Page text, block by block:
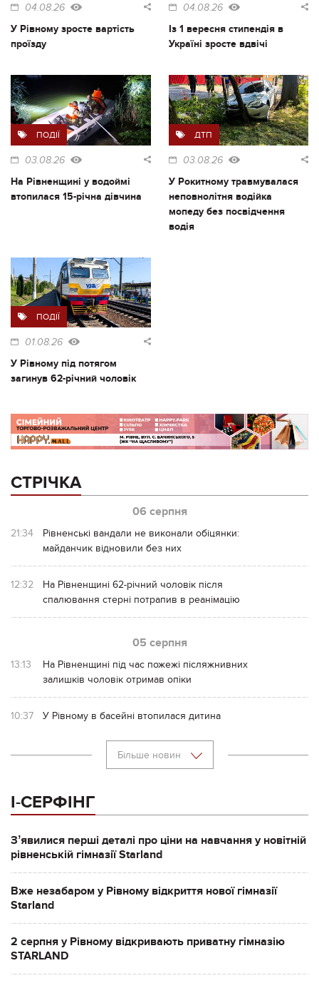
04.08.26
У Рівному зросте вартість
проїзду
04.08.26
Із 1 вересня стипендія в
Україні зросте вдвічі
ПОДІЇ
03.08.26
На Рівненщині у водоймі
втопилася 15-річна дівчина
ДТП
03.08.26
У Рокитному травмувалася
неповнолітня водійка
мопеду без посвідчення
водія
ПОДІЇ
01.08.26
У Рівному під потягом
загинув 62-річний чоловік
СТРІЧКА
06 серпня
21:34
Рівненські вандали не виконали обіцянки:
майданчик відновили без них
12:32
На Рівненщині 62-річний чоловік після
спалювання стерні потрапив в реанімацію
05 серпня
13:13
На Рівненщині під час пожежі післяжнивних
залишків чоловік отримав опіки
10:37 У Рівному в басейні втопилася дитина
Більше новин
І-СЕРФІНГ
Зʼявилися перші деталі про ціни на навчання у новітній
рівненській гімназії Starland
Вже незабаром у Рівному відкриття нової гімназії
Starland
2 серпня у Рівному відкривають приватну гімназію
STARLAND